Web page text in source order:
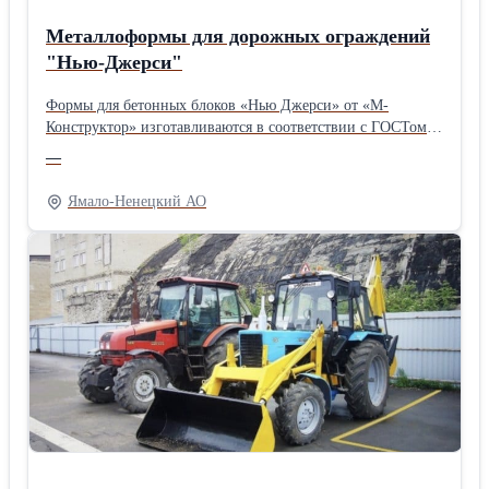
Металлоформы для дорожных ограждений
"Нью-Джерси"
Формы для бетонных блоков «Нью Джерси» от «М-
Конструктор» изготавливаются в соответствии с ГОСТом и
одиночными или сдвоенными и применяться для
производства любых видов дорожных ограждений из
бетона типа «Нью Джерси»: – Блок парапетного
ограждения односторонний; – Блок парапетного
ограждения двухсторонний; – Блок парапетного
ограждения двухсторонний переходной; – Блок
парапетного ограждения двухсторонний концевой.
Ограждения производятся методом заполнения бетоном
металлоформ типа «Нью Джерси», в которые
предварительно наносится смазывающий состав в
соответствии с технологическими процессами
производства предприятия-заказчика, укладывается
арматура. В створках металлоформы предусмотрены
—
Ямало-Ненецкий АО